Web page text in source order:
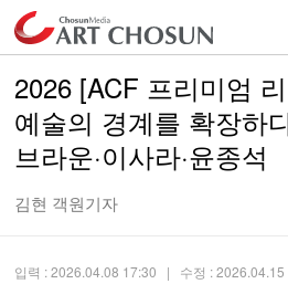
2026 [ACF 프리미엄
예술의 경계를 확장하
브라운·이사라·윤종석
김현 객원기자
입력 : 2026.04.08 17:30 | 수정 : 2026.04.15